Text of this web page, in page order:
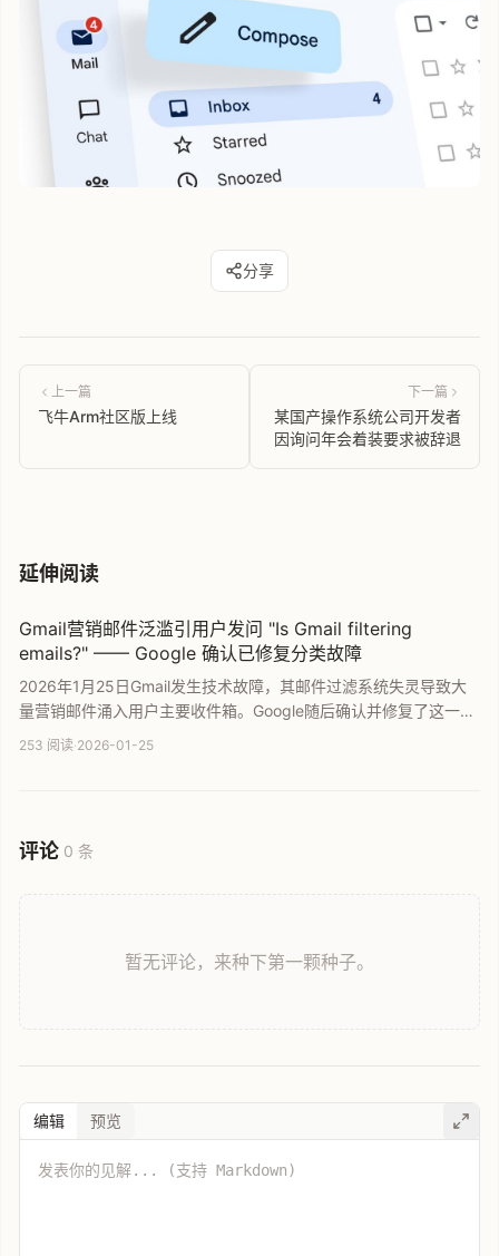
分享
上一篇
飞牛Arm社区版上线
下一篇
某国产操作系统公司开发者
因询问年会着装要求被辞退
延伸阅读
Gmail营销邮件泛滥引用户发问 "Is Gmail filtering
emails?" —— Google 确认已修复分类故障
2026年1月25日Gmail发生技术故障，其邮件过滤系统失灵导致大
量营销邮件涌入用户主要收件箱。Google随后确认并修复了这一分
类错误，并承诺发布事故分析报告。本文详细解析此次Gmail故障的
253 阅读·2026-01-25
评论 0 条
暂无评论，来种下第一颗种子。
编辑 预览